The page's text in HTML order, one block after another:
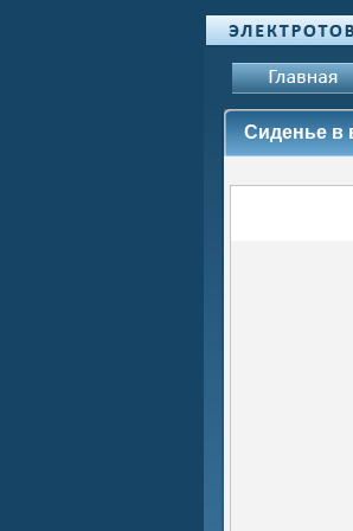
Сиденье в